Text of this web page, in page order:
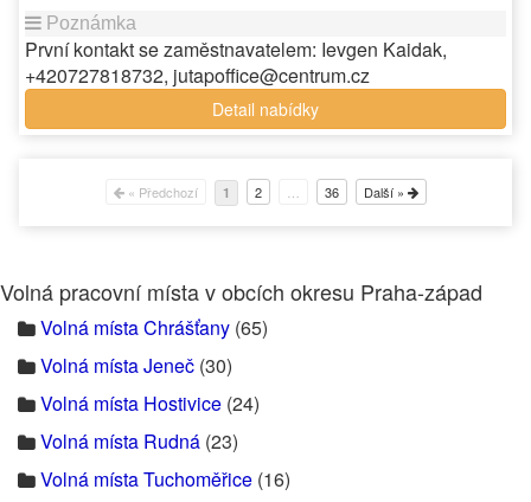
První kontakt se zaměstnavatelem: Ievgen Kaidak,
+420727818732, jutapoffice@centrum.cz
Detail nabídky
« Předchozí 1 2 36 Další »
Volná pracovní místa v obcích okresu Praha-západ
Volná místa Chrášťany (65)
Volná místa Jeneč (30)
Volná místa Hostivice (24)
Volná místa Rudná (23)
Volná místa Tuchoměřice (16)